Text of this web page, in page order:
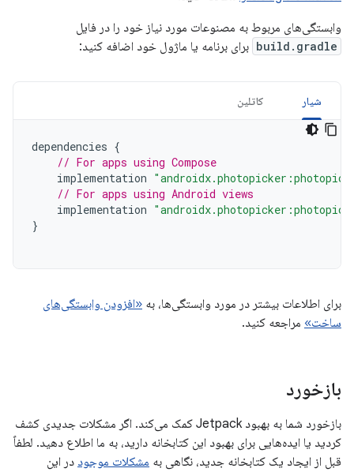
وابستگی‌های مربوط به مصنوعات مورد نیاز خود را در فایل
build.gradle برای برنامه یا ماژول خود اضافه کنید:
شیار کاتلین
dependencies {
// For apps using Compose
implementation
// For apps using Android views
implementation
}
برای اطلاعات بیشتر در مورد وابستگی‌ها، به «افزودن وابستگی‌های
ساخت» مراجعه کنید.
بازخورد
بازخورد شما به بهبود Jetpack کمک می‌کند. اگر مشکلات جدیدی کشف
کردید یا ایده‌هایی برای بهبود این کتابخانه دارید، به ما اطلاع دهید. لطفاً
قبل از ایجاد یک کتابخانه جدید، نگاهی به مشکلات موجود در این